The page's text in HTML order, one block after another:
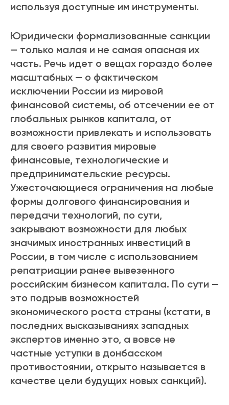
используя доступные им инструменты.
Юридически формализованные санкции
— только малая и не самая опасная их
часть. Речь идет о вещах гораздо более
масштабных — о фактическом
исключении России из мировой
финансовой системы, об отсечении ее от
глобальных рынков капитала, от
возможности привлекать и использовать
для своего развития мировые
финансовые, технологические и
предпринимательские ресурсы.
Ужесточающиеся ограничения на любые
формы долгового финансирования и
передачи технологий, по сути,
закрывают возможности для любых
значимых иностранных инвестиций в
России, в том числе с использованием
репатриации ранее вывезенного
российским бизнесом капитала. По сути —
это подрыв возможностей
экономического роста страны (кстати, в
последних высказываниях западных
экспертов именно это, а вовсе не
частные уступки в донбасском
противостоянии, открыто называется в
качестве цели будущих новых санкций).